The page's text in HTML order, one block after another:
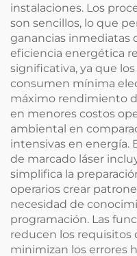
instalaciones. Los
son sencillos, lo que
ganancias inmediatas
eficiencia energética
significativa, ya que
consumen mínima
máximo rendimiento
en menores costos
ambiental en
intensivas en energía.
de marcado láser
simplifica la
operarios crear
necesidad de
programación. Las
reducen los requisitos
minimizan los errores